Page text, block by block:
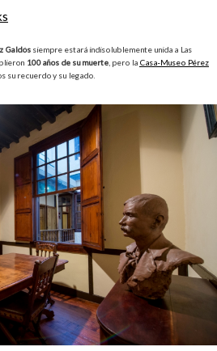
Galdós siempre estará indisolublemente unida a Las
100 años de su muerte , pero la Casa-Museo Pérez
su recuerdo y su legado.